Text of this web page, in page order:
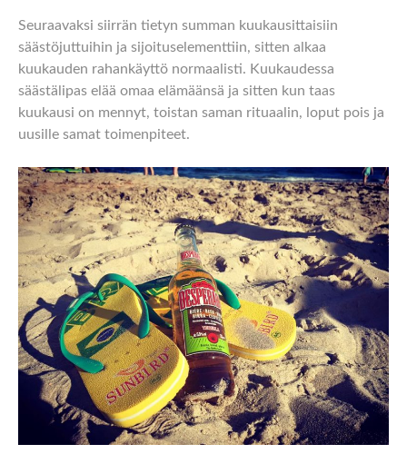
Seuraavaksi siirrän tietyn summan kuukausittaisiin
säästöjuttuihin ja sijoituselementtiin, sitten alkaa
kuukauden rahankäyttö normaalisti. Kuukaudessa
säästälipas elää omaa elämäänsä ja sitten kun taas
kuukausi on mennyt, toistan saman rituaalin, loput pois ja
uusille samat toimenpiteet.